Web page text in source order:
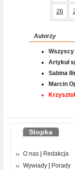
26
Autorzy
Wszyscy
Artykuł
Sabina
Marcin
Stopka
O nas
Redakcja
Wywiady
Porady